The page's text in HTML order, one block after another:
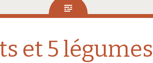
et 5